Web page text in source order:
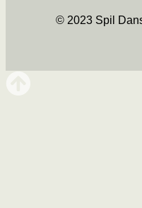
© 2023 Spil